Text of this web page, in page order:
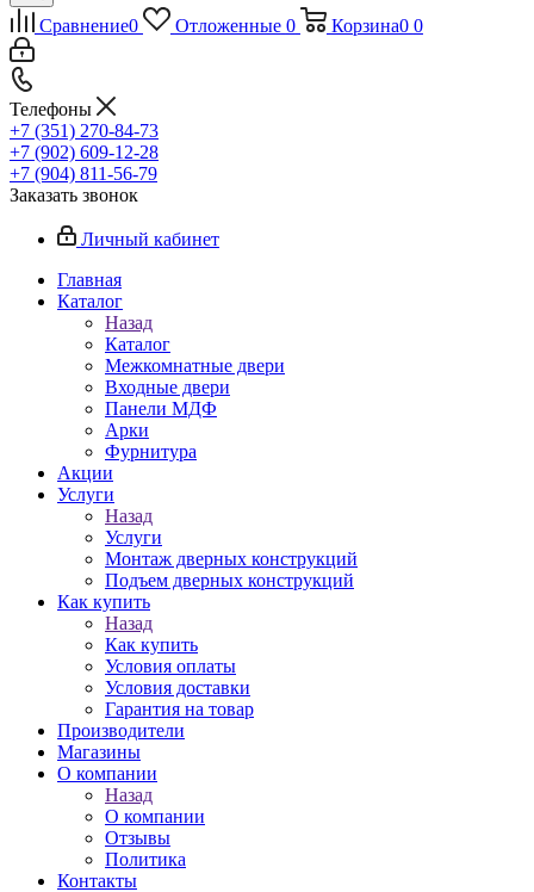
Сравнение0 Отложенные 0 Корзина0 0
Телефоны
+7 (351) 270-84-73
+7 (902) 609-12-28
+7 (904) 811-56-79
Заказать звонок
Личный кабинет
Главная
Каталог
Назад
Каталог
Межкомнатные двери
Входные двери
Панели МДФ
Арки
Фурнитура
Акции
Услуги
Назад
Услуги
Монтаж дверных конструкций
Подъем дверных конструкций
Как купить
Назад
Как купить
Условия оплаты
Условия доставки
Гарантия на товар
Производители
Магазины
О компании
Назад
О компании
Отзывы
Политика
Контакты